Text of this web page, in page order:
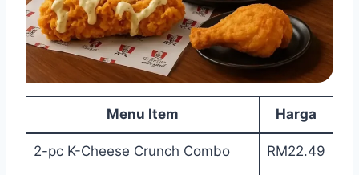
Menu Item Harga
2-pc K-Cheese Crunch Combo RM22.49